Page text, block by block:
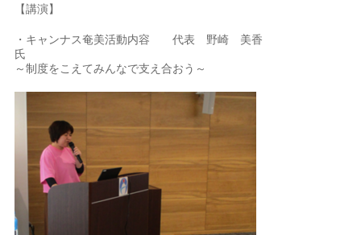
【講演】
・キャンナス奄美活動内容 代表 野崎 美香
～制度をこえてみんなで支え合おう～